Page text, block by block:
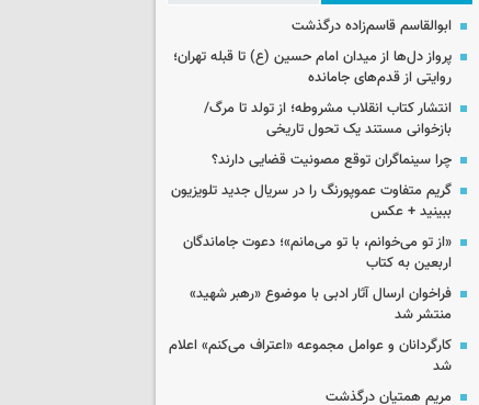
ابوالقاسم قاسم‌زاده درگذشت
پرواز دل‌ها از میدان امام حسین (ع) تا قبله تهران؛
روایتی از قدم‌های جامانده
انتشار کتاب انقلاب مشروطه؛ از تولد تا مرگ/
بازخوانی مستند یک تحول تاریخی
چرا سینماگران توقع مصونیت قضایی دارند؟
گریم متفاوت عموپورنگ را در سریال جدید تلویزیون
ببینید + عکس
«از تو می‌خوانم، با تو می‌مانم»؛ دعوت جاماندگان
اربعین به کتاب
فراخوان ارسال آثار ادبی با موضوع «رهبر شهید»
منتشر شد
کارگردانان و عوامل مجموعه «اعتراف می‌کنم» اعلام
شد
مریم همتیان درگذشت